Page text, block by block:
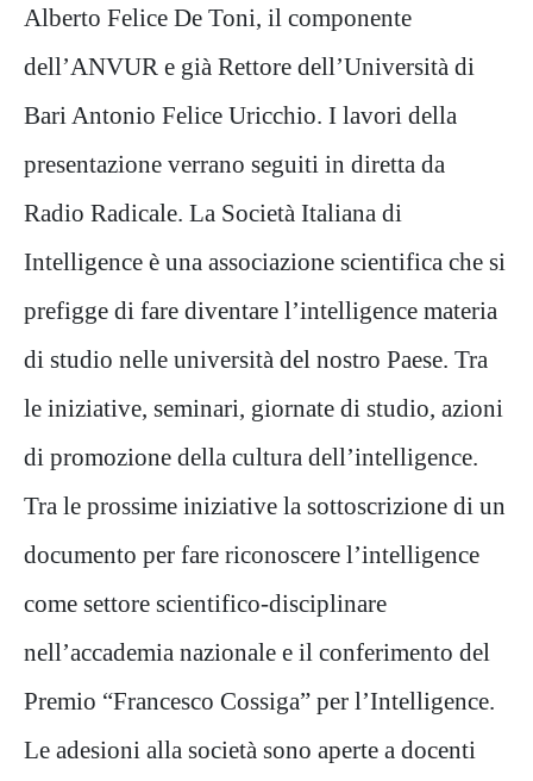
Alberto Felice De Toni, il componente
dell’ANVUR e già Rettore dell’Università di
Bari Antonio Felice Uricchio. I lavori della
presentazione verrano seguiti in diretta da
Radio Radicale. La Società Italiana di
Intelligence è una associazione scientifica che si
prefigge di fare diventare l’intelligence materia
di studio nelle università del nostro Paese. Tra
le iniziative, seminari, giornate di studio, azioni
di promozione della cultura dell’intelligence.
Tra le prossime iniziative la sottoscrizione di un
documento per fare riconoscere l’intelligence
come settore scientifico-disciplinare
nell’accademia nazionale e il conferimento del
Premio “Francesco Cossiga” per l’Intelligence.
Le adesioni alla società sono aperte a docenti